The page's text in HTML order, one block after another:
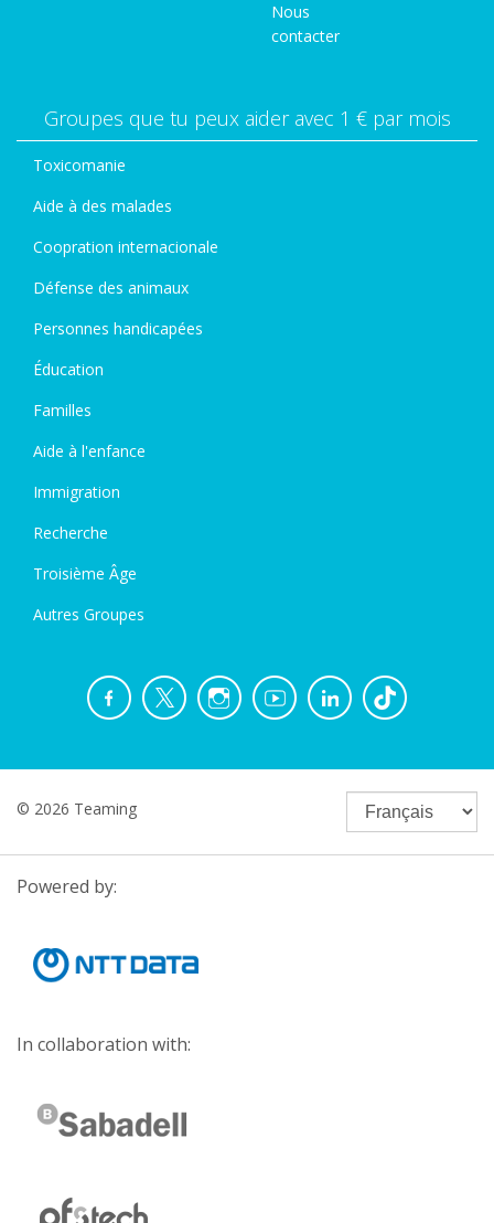
Nous
contacter
Groupes que tu peux aider avec 1 € par mois
Toxicomanie
Aide à des malades
Coopration internacionale
Défense des animaux
Personnes handicapées
Éducation
Familles
Aide à l'enfance
Immigration
Recherche
Troisième Âge
Autres Groupes
© 2026 Teaming
Powered by:
In collaboration with: